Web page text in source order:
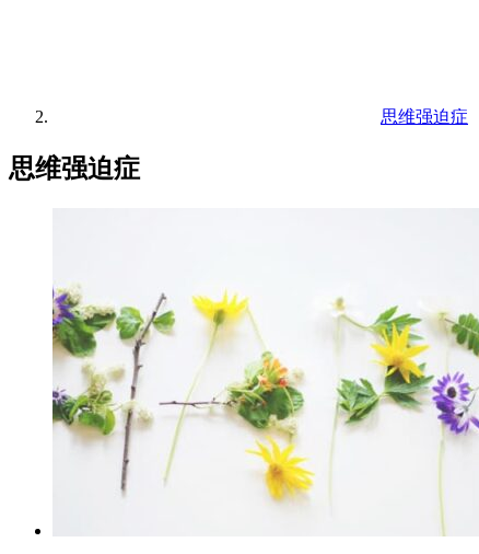
思维强迫症
思维强迫症